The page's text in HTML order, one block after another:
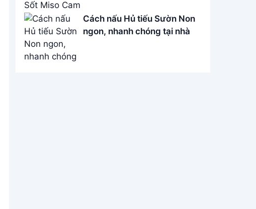
Cách nấu Hủ tiếu Sườn Non
ngon, nhanh chóng tại nhà